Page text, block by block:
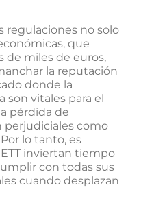
regulaciones no solo
que
de miles de euros,
la reputación
donde la
son vitales para el
pérdida de
como
lo tanto, es
inviertan tiempo
con todas sus
cuando desplazan